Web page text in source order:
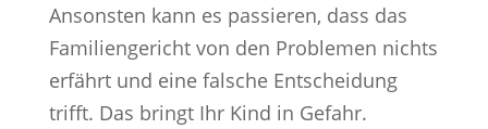
Ansonsten kann es passieren, dass das
Familiengericht von den Problemen nichts
erfährt und eine falsche Entscheidung
trifft. Das bringt Ihr Kind in Gefahr.